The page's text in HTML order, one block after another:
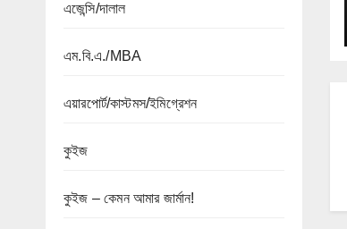
এজেন্সি/দালাল
এম.বি.এ./MBA
এয়ারপোর্ট/কাস্টমস/ইমিগ্রেশন
কুইজ
কুইজ – কেমন আমার জার্মান!